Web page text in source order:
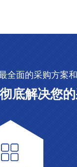
全面的采购方案和
彻底解决您